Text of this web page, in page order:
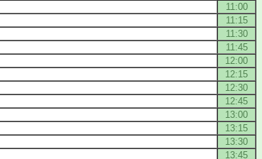
11:00
11:15
11:30
11:45
12:00
12:15
12:30
12:45
13:00
13:15
13:30
13:45